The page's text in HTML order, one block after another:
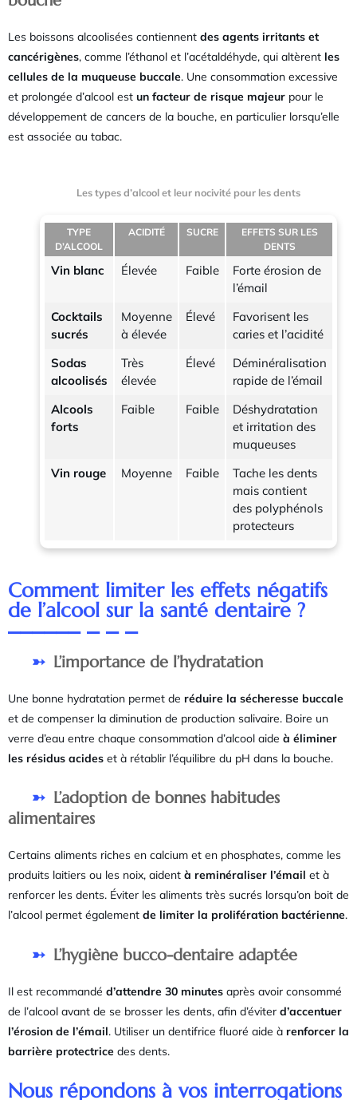
Les boissons alcoolisées contiennent des agents irritants et
cancérigènes, comme l’éthanol et l’acétaldéhyde, qui altèrent les
cellules de la muqueuse buccale. Une consommation excessive
et prolongée d’alcool est un facteur de risque majeur pour le
développement de cancers de la bouche, en particulier lorsqu’elle
est associée au tabac.
Les types d’alcool et leur nocivité pour les dents
TYPE
D’ALCOOL
ACIDITÉ SUCRE
EFFETS SUR LES
DENTS
Vin blanc Élevée Faible
Forte érosion de
l’émail
Cocktails
sucrés
Moyenne
à élevée
Élevé
Favorisent les
caries et l’acidité
Sodas
alcoolisés
Très
élevée
Élevé
Déminéralisation
rapide de l’émail
Alcools
forts
Faible Faible
Déshydratation
et irritation des
muqueuses
Vin rouge
Moyenne Faible
Tache les dents
mais contient
des polyphénols
protecteurs
Comment limiter les effets négatifs
de l’alcool sur la santé dentaire ?
L’importance de l’hydratation
Une bonne hydratation permet de réduire la sécheresse buccale
et de compenser la diminution de production salivaire. Boire un
verre d’eau entre chaque consommation d’alcool aide à éliminer
les résidus acides et à rétablir l’équilibre du pH dans la bouche.
L’adoption de bonnes habitudes
alimentaires
Certains aliments riches en calcium et en phosphates, comme les
produits laitiers ou les noix, aident à reminéraliser l’émail et à
renforcer les dents. Éviter les aliments très sucrés lorsqu’on boit de
l’alcool permet également de limiter la prolifération bactérienne.
L’hygiène bucco-dentaire adaptée
Il est recommandé d’attendre 30 minutes après avoir consommé
de l’alcool avant de se brosser les dents, afin d’éviter d’accentuer
l’érosion de l’émail. Utiliser un dentifrice fluoré aide à renforcer la
barrière protectrice des dents.
Nous répondons à vos interrogations